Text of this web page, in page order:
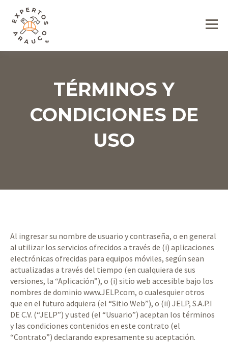
TÉRMINOS Y
CONDICIONES DE
USO
Al ingresar su nombre de usuario y contraseña, o en general
al utilizar los servicios ofrecidos a través de (i) aplicaciones
electrónicas ofrecidas para equipos móviles, según sean
actualizadas a través del tiempo (en cualquiera de sus
versiones, la “Aplicación”), o (i) sitio web accesible bajo los
nombres de dominio www.JELP.com, o cualesquier otros
que en el futuro adquiera (el “Sitio Web”), o (ii) JELP, S.A.P.I
DE C.V. (“JELP”) y usted (el “Usuario”) aceptan los términos
y las condiciones contenidos en este contrato (el
“Contrato”) declarando expresamente su aceptación.